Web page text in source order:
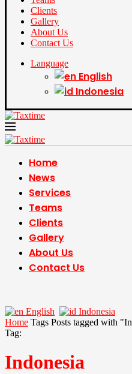
Clients
Gallery
About Us
Contact Us
Language
English
Indonesia
Home
News
Services
Teams
Clients
Gallery
About Us
Contact Us
English
Indonesia
Home Tags Posts tagged with
Tag:
Indonesia